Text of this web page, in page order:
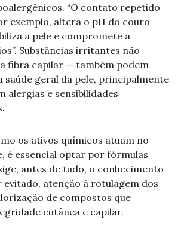
“O contato repetido
exemplo, altera o pH do couro
a pele e compromete a
Substâncias irritantes não
fibra capilar — também podem
geral da pele, principalmente
alergias e sensibilidades
os ativos químicos atuam no
é essencial optar por fórmulas
antes de tudo, o conhecimento
evitado, atenção à rotulagem dos
de compostos que
cutânea e capilar.